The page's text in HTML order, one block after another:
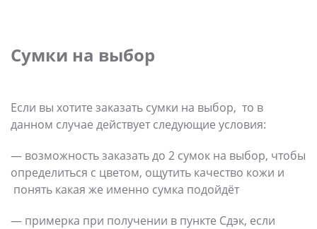
Сумки на выбор
Если вы хотите заказать сумки на выбор, то в
данном случае действует следующие условия:
— возможность заказать до 2 сумок на выбор, чтобы
определиться с цветом, ощутить качество кожи и
понять какая же именно сумка подойдёт
— примерка при получении в пункте Сдэк, если